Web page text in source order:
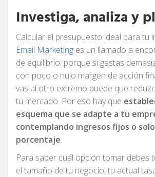
Investiga, analiza y
Calcular el presupuesto ideal para tu
Email Marketing es un llamado a
de equilibrio; porque si gastas
con poco o nulo margen de acción
vas al otro extremo puede que
tu mercado. Por eso hay que
esquema que se adapte a tu
contemplando ingresos fijos o
porcentaje.
Para saber cuál opción tomar debes
el tamaño de tu negocio, tu actual